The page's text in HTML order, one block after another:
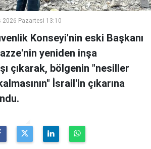
2026 Pazartesi 13:10
Konseyi'nin eski Başkanı
yeniden inşa
çıkarak, bölgenin "nesiller
İsrail'in çıkarına